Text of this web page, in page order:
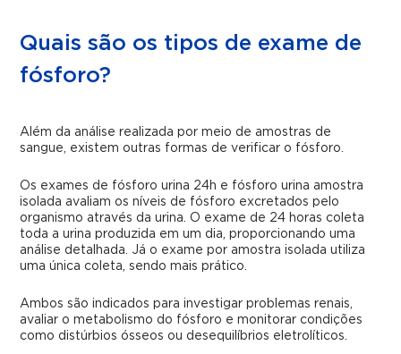
Quais são os tipos de exame de
fósforo?
Além da análise realizada por meio de amostras de
sangue, existem outras formas de verificar o fósforo.
Os exames de fósforo urina 24h e fósforo urina amostra
isolada avaliam os níveis de fósforo excretados pelo
organismo através da urina. O exame de 24 horas coleta
toda a urina produzida em um dia, proporcionando uma
análise detalhada. Já o exame por amostra isolada utiliza
uma única coleta, sendo mais prático.
Ambos são indicados para investigar problemas renais,
avaliar o metabolismo do fósforo e monitorar condições
como distúrbios ósseos ou desequilíbrios eletrolíticos.